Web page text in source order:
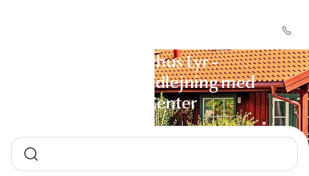
Sommerhus Lyr -
Sommerhusudlejning med
DanCenter